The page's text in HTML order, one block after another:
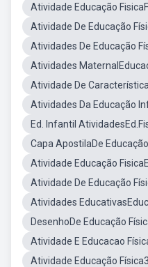
Atividade Educação
Atividade De Educação
Atividades De Educação
Atividades
Atividade De
Atividades Da Educação
Ed. Infantil
Capa ApostilaDe
Atividade Educação
Atividade De Educação
Atividades
DesenhoDe Educação
Atividade E Educacao
Atividade Educação